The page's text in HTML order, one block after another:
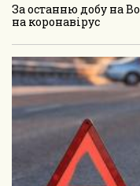
За останню добу на
на коронавірус